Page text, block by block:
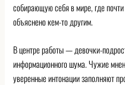
собирающую себя в мире, где
объяснено кем-то другим.
В центре работы — девочки-
информационного шума. Чужие
уверенные интонации заполняют